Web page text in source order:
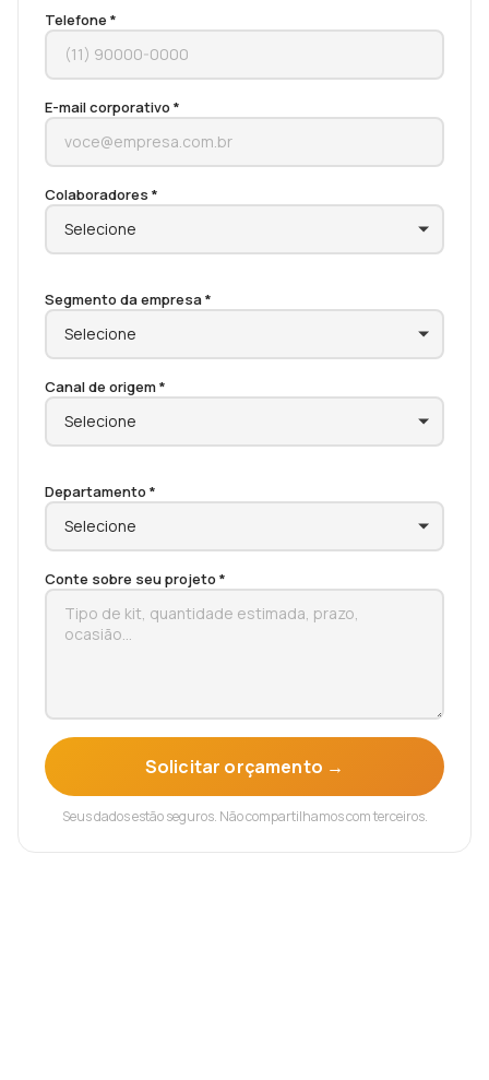
Telefone *
E-mail corporativo *
Colaboradores *
Segmento da empresa *
Canal de origem *
Departamento *
Conte sobre seu projeto *
Solicitar orçamento →
Seus dados estão seguros. Não compartilhamos com terceiros.